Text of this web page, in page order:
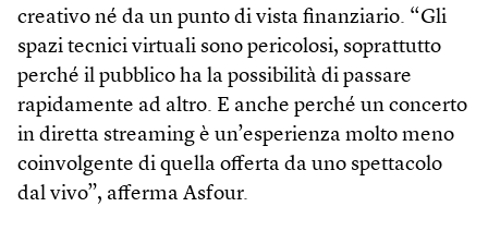
creativo né da un punto di vista finanziario. “Gli
spazi tecnici virtuali sono pericolosi, soprattutto
perché il pubblico ha la possibilità di passare
rapidamente ad altro. E anche perché un concerto
in diretta streaming è un’esperienza molto meno
coinvolgente di quella offerta da uno spettacolo
dal vivo”, afferma Asfour.